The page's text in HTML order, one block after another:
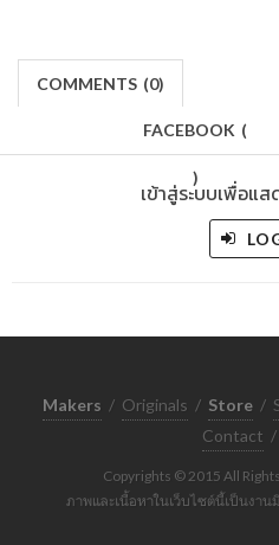
COMMENTS (0)
FACEBOOK (
)
เข้าสู่ระบบเพื่อแ
Makers / Originals / Store /
Contact /
Copyrights © 2015 All
ภาพและเนื้อหาในเว็บไซต์นี้เป็นงา